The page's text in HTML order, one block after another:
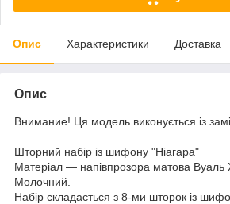
Опис Характеристики Доставка
Опис
Внимание! Ця модель виконується із
Шторний набір із шифону "Ніагара"
Матеріал — напівпрозора матова Вуаль
Молочний.
Набір складається з 8-ми шторок із